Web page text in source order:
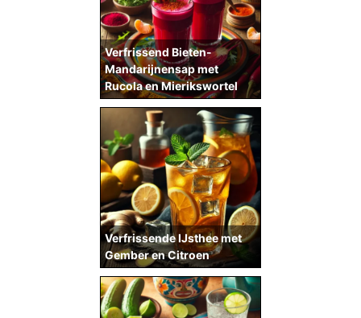
Verfrissend Bieten-
Mandarijnensap met
Rucola en Mierikswortel
Verfrissende IJsthee met
Gember en Citroen